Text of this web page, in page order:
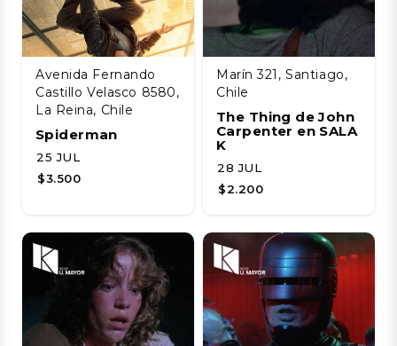
Avenida Fernando
Castillo Velasco 8580,
La Reina, Chile
Spiderman
25 JUL
$3.500
Marín 321, Santiago,
Chile
The Thing de John
Carpenter en SALA
K
28 JUL
$2.200